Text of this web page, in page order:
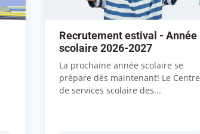
Recrutement estival - Année
scolaire 2026-2027
La prochaine année scolaire se
prépare dès maintenant! Le Centre
de services scolaire des...